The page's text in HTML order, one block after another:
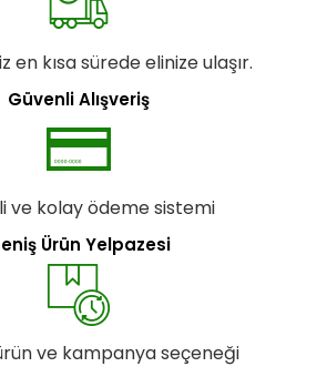
en kısa sürede elinize ulaşır.
Güvenli Alışveriş
ve kolay ödeme sistemi
Ürün Yelpazesi
ve kampanya seçeneği